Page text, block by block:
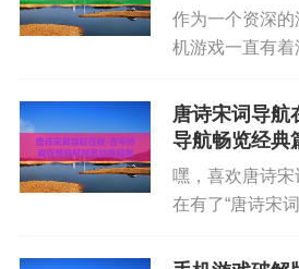
五、数据获取渠道与工具选择
为了准确掌握 btc 价格，建议
行情聚合平台：
作为一个资深
机游戏一直有
故事和丰富的角
热门选择。魔戒
唐诗宋词导航
导航畅览经典
嘿，喜欢唐诗
在有了“唐诗宋
啦。唐诗宋词，